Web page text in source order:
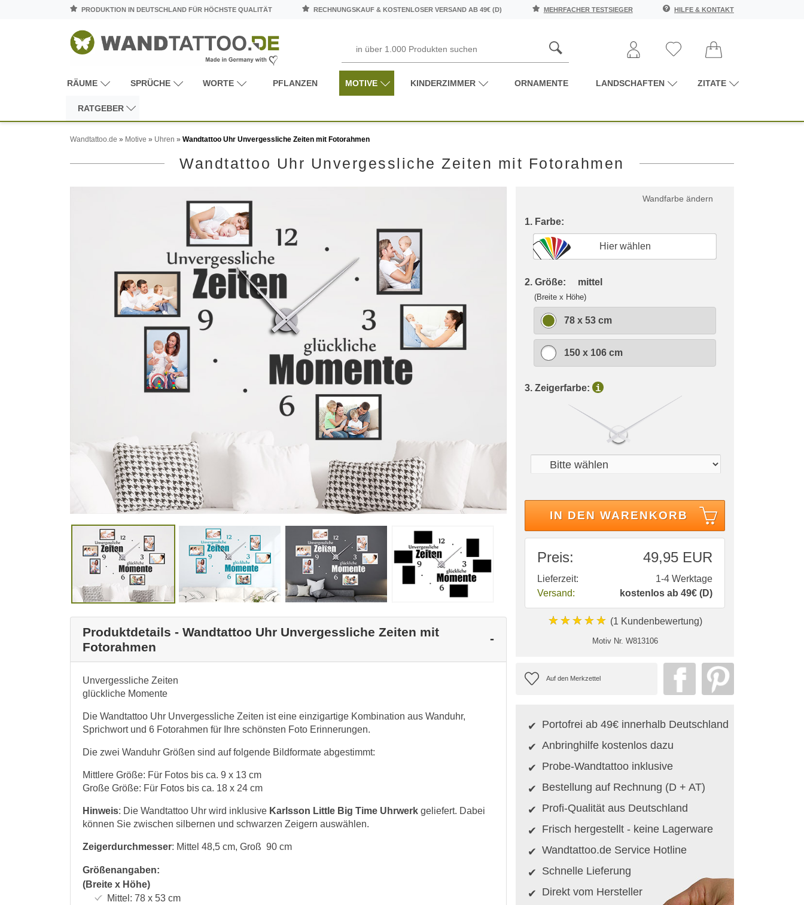
PRODUKTION IN DEUTSCHLAND FÜR HÖCHSTE QUALITÄT RECHNUNGSKAUF & KOSTENLOSER VERSAND AB 49€ (D) MEHRFACHER TESTSIEGER HILFE & KONTAKT
RÄUME SPRÜCHE WORTE PFLANZEN MOTIVE KINDERZIMMER ORNAMENTE LANDSCHAFTEN ZITATE
RATGEBER
Wandtattoo.de » Motive » Uhren » Wandtattoo Uhr Unvergessliche Zeiten mit Fotorahmen
Wandtattoo Uhr Unvergessliche Zeiten mit Fotorahmen
Produktdetails - Wandtattoo Uhr Unvergessliche Zeiten mit
Fotorahmen
Unvergessliche Zeiten
glückliche Momente
Die Wandtattoo Uhr Unvergessliche Zeiten ist eine einzigartige Kombination aus Wanduhr,
Sprichwort und 6 Fotorahmen für Ihre schönsten Foto Erinnerungen.
Die zwei Wanduhr Größen sind auf folgende Bildformate abgestimmt:
Mittlere Größe: Für Fotos bis ca. 9 x 13 cm
Große Größe: Für Fotos bis ca. 18 x 24 cm
Hinweis: Die Wandtattoo Uhr wird inklusive Karlsson Little Big Time Uhrwerk geliefert. Dabei
können Sie zwischen silbernen und schwarzen Zeigern auswählen.
Zeigerdurchmesser: Mittel 48,5 cm, Groß 90 cm
Größenangaben:
(Breite x Höhe)
Mittel: 78 x 53cm
Wandfarbe ändern
1. Farbe:
Hier wählen
2. Größe: mittel
(Breite x Höhe)
78 x 53 cm
150 x 106 cm
3. Zeigerfarbe: i
IN DEN WARENKORB
Preis: 49,95 EUR
Lieferzeit:
1-4 Werktage
Versand:
kostenlos ab 49€ (D)
★★★★★ (1 Kundenbewertung)
Motiv Nr. W813106
Portofrei ab 49€ innerhalb Deutschland
Anbringhilfe kostenlos dazu
Probe-Wandtattoo inklusive
Bestellung auf Rechnung (D + AT)
Profi-Qualität aus Deutschland
Frisch hergestellt - keine Lagerware
Wandtattoo.de Service Hotline
Schnelle Lieferung
Direkt vom Hersteller